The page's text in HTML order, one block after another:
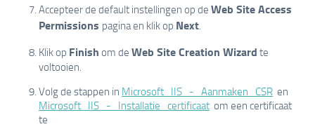
Accepteer de default instellingen op de Web Site Access
Permissions pagina en klik op Next.
Klik op Finish om de Web Site Creation Wizard te
voltooien.
Volg de stappen in Microsoft_IIS_-_Aanmaken_CSR en
Microsoft_IIS_-_Installatie_certificaat om een certificaat
te